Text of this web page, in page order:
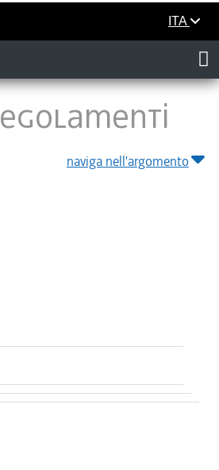
ITA
naviga nell'argomento